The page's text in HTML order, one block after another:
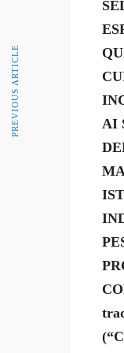
AI
PREVIOUS ARTICLE